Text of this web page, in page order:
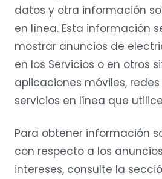
datos y otra información
en línea. Esta información
mostrar anuncios de
en los Servicios o en otros
aplicaciones móviles,
servicios en línea que
Para obtener información
con respecto a los
intereses, consulte la